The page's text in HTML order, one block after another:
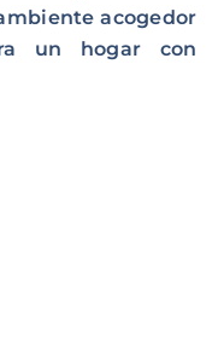
acogedor
un hogar con